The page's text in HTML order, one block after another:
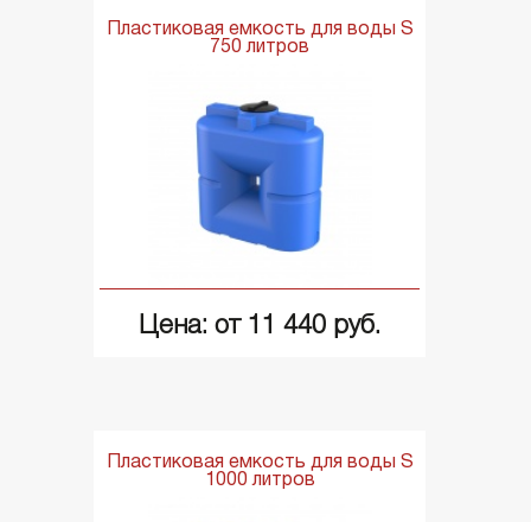
Пластиковая емкость для воды S
750 литров
Цена: от 11 440 руб.
Пластиковая емкость для воды S
1000 литров